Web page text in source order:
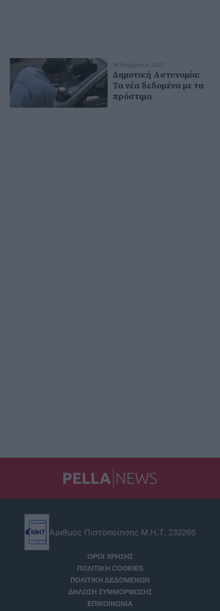
16 Νοεμβρίου 2022
Δημοτική Αστυνομία:
Τα νέα δεδομένα με τα
πρόστιμα
Αριθμός Πιστοποίησης Μ.Η.Τ. 232266
ΟΡΟΙ ΧΡΗΣΗΣ
ΠΟΛΙΤΙΚΗ COOKIES
ΠΟΛΙΤΙΚΗ ΔΕΔΟΜΕΝΩΝ
ΔΗΛΩΣΗ ΣΥΜΜΟΡΦΩΣΗΣ
ΕΠΙΚΟΙΝΩΝΙΑ